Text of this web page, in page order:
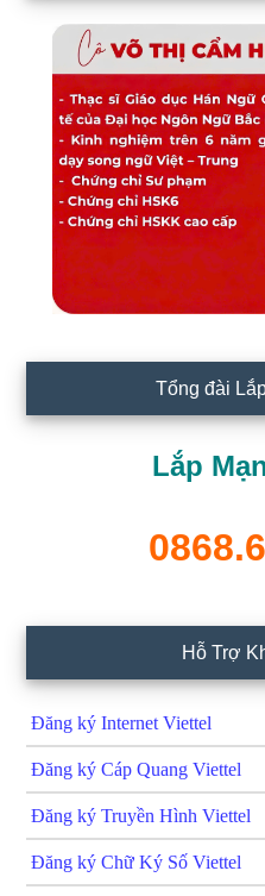
Tổng đài
Lắp
Hỗ Trợ
Đăng ký Internet Viettel
Đăng ký Cáp Quang Viettel
Đăng ký Truyền Hình Viettel
Đăng ký Chữ Ký Số Viettel